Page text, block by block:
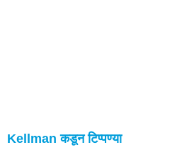
Kellman कडून टिप्पण्या